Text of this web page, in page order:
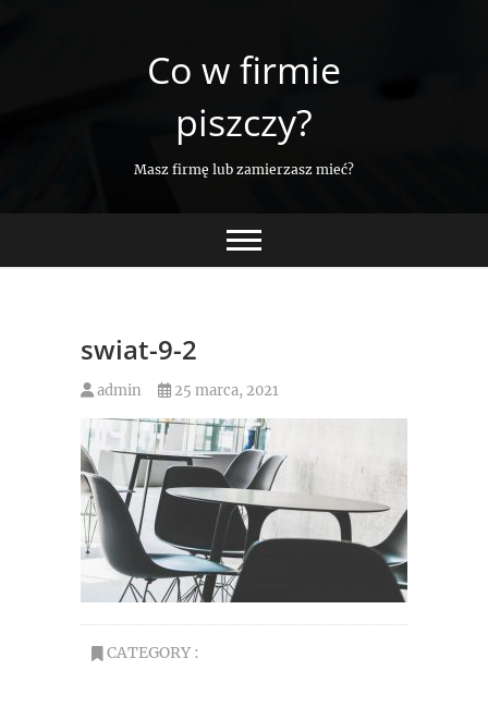
Co w firmie
piszczy?
Masz firmę lub zamierzasz mieć?
swiat-9-2
admin 25 marca, 2021
CATEGORY :